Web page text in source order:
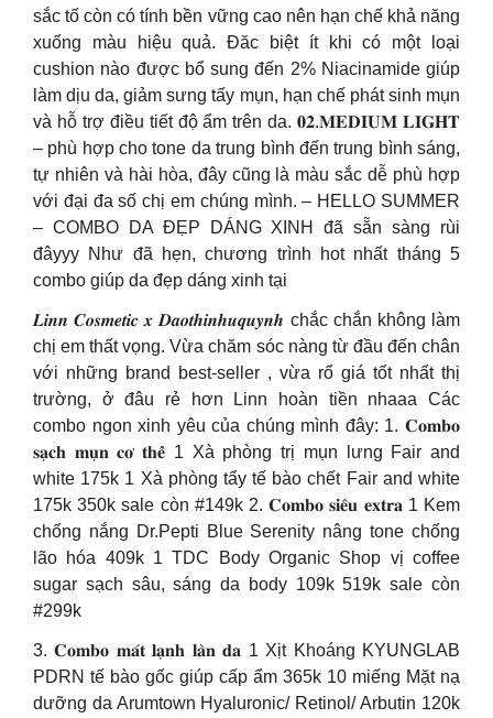
sắc tố còn có tính bền vững cao nên hạn chế khả năng
xuống màu hiệu quả. Đăc biệt ít khi có một loại
cushion nào được bổ sung đến 2% Niacinamide giúp
làm dịu da, giảm sưng tấy mụn, hạn chế phát sinh mụn
và hỗ trợ điều tiết độ ẩm trên da. 𝟎𝟐.𝐌𝐄𝐃𝐈𝐔𝐌 𝐋𝐈𝐆𝐇𝐓
– phù hợp cho tone da trung bình đến trung bình sáng,
tự nhiên và hài hòa, đây cũng là màu sắc dễ phù hợp
với đại đa số chị em chúng mình. – HELLO SUMMER
– COMBO DA ĐẸP DÁNG XINH đã sẵn sàng rùi
đâyyy Như đã hẹn, chương trình hot nhất tháng 5
combo giúp da đẹp dáng xinh tại
𝑳𝒊𝒏𝒏 𝑪𝒐𝒔𝒎𝒆𝒕𝒊𝒄 𝒙 𝑫𝒂𝒐𝒕𝒉𝒊𝒏𝒉𝒖𝒒𝒖𝒚𝒏𝒉 chắc chắn không làm
chị em thất vọng. Vừa chăm sóc nàng từ đầu đến chân
với những brand best-seller , vừa rổ giá tốt nhất thị
trường, ở đâu rẻ hơn Linn hoàn tiền nhaaa Các
combo ngon xinh yêu của chúng mình đây: 1. 𝐂𝐨𝐦𝐛𝐨
𝐬𝐚̣𝐜𝐡 𝐦𝐮̣𝐧 𝐜𝐨̛ 𝐭𝐡𝐞̂̉ 1 Xà phòng trị mụn lưng Fair and
white 175k 1 Xà phòng tẩy tế bào chết Fair and white
175k 350k sale còn #149k 2. 𝐂𝐨𝐦𝐛𝐨 𝐬𝐢𝐞̂𝐮 𝐞𝐱𝐭𝐫𝐚 1 Kem
chống nắng Dr.Pepti Blue Serenity nâng tone chống
lão hóa 409k 1 TDC Body Organic Shop vị coffee
sugar sạch sâu, sáng da body 109k 519k sale còn
#299k
3. 𝐂𝐨𝐦𝐛𝐨 𝐦𝐚́𝐭 𝐥𝐚̣𝐧𝐡 𝐥𝐚̀𝐧 𝐝𝐚 1 Xịt Khoáng KYUNGLAB
PDRN tế bào gốc giúp cấp ẩm 365k 10 miếng Mặt nạ
dưỡng da Arumtown Hyaluronic/ Retinol/ Arbutin 120k